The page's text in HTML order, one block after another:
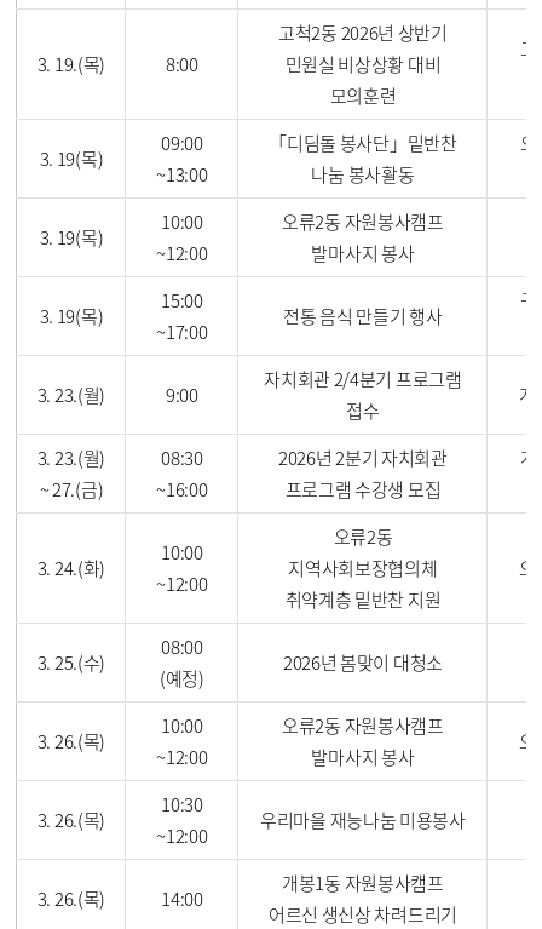
3. 19.(목) 8:00
고척2동 2026년 상반기
민원실 비상상황 대비
모의훈련
고
3. 19(목)
09:00
~13:00
「디딤돌 봉사단」밑반찬
나눔 봉사활동
오
3. 19(목)
10:00
~12:00
오류2동 자원봉사캠프
발마사지 봉사
3. 19(목)
15:00
~17:00
전통 음식 만들기 행사
구
3. 23.(월) 9:00
자치회관 2/4분기 프로그램
접수
개
3. 23.(월)
~ 27.(금)
08:30
~16:00
2026년 2분기 자치회관
프로그램 수강생 모집
3. 24.(화)
10:00
~12:00
오류2동
지역사회보장협의체
취약계층 밑반찬 지원
오
3. 25.(수)
08:00
(예정)
2026년 봄맞이 대청소
3. 26.(목)
10:00
~12:00
오류2동 자원봉사캠프
발마사지 봉사
오
3. 26.(목)
10:30
~12:00
우리마을 재능나눔 미용봉사
3. 26.(목) 14:00
개봉1동 자원봉사캠프
어르신 생신상 차려드리기